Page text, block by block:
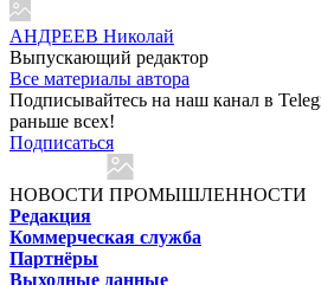
АНДРЕЕВ Николай
Выпускающий редактор
Все материалы автора
Подписывайтесь на наш канал в
раньше всех!
Подписаться
НОВОСТИ ПРОМЫШЛЕННОСТИ
Редакция
Коммерческая служба
Партнёры
Выходные данные